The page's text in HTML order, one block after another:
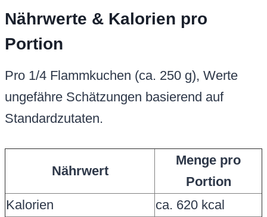
Nährwerte & Kalorien pro
Portion
Pro 1/4 Flammkuchen (ca. 250 g), Werte
ungefähre Schätzungen basierend auf
Standardzutaten.
Nährwert
Menge pro
Portion
Kalorien
ca. 620 kcal